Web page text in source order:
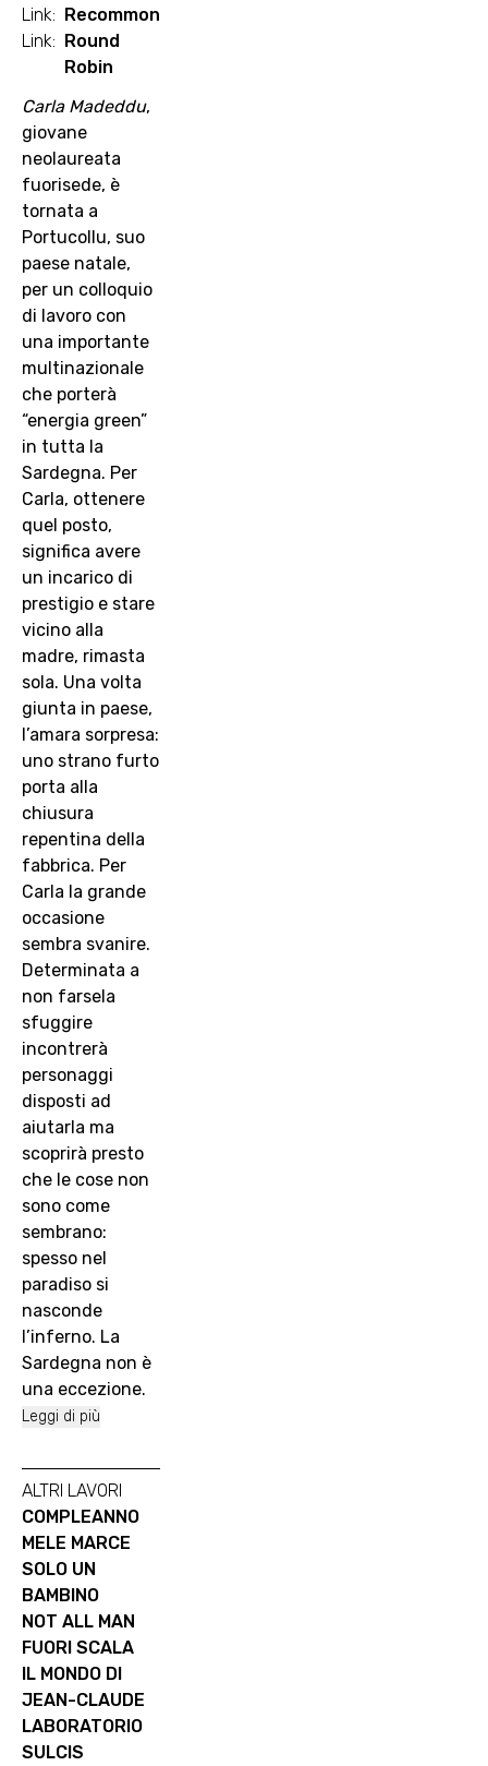
Link: Recommon
Link: Round
Robin
Carla Madeddu,
giovane
neolaureata
fuorisede, è
tornata a
Portucollu, suo
paese natale,
per un colloquio
di lavoro con
una importante
multinazionale
che porterà
“energia green”
in tutta la
Sardegna. Per
Carla, ottenere
quel posto,
significa avere
un incarico di
prestigio e stare
vicino alla
madre, rimasta
sola. Una volta
giunta in paese,
l’amara sorpresa:
uno strano furto
porta alla
chiusura
repentina della
fabbrica. Per
Carla la grande
occasione
sembra svanire.
Determinata a
non farsela
sfuggire
incontrerà
personaggi
disposti ad
aiutarla ma
scoprirà presto
che le cose non
sono come
sembrano:
spesso nel
paradiso si
nasconde
l’inferno. La
Sardegna non è
una eccezione.
Leggi di più
ALTRI LAVORI
COMPLEANNO
MELE MARCE
SOLO UN
BAMBINO
NOT ALL MAN
FUORI SCALA
IL MONDO DI
JEAN-CLAUDE
LABORATORIO
SULCIS